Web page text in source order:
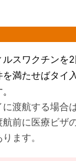
ルスワクチンを
満たせばタイ
渡航する場合
前に医療ビザ
ます。